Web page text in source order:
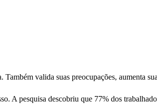
valida suas preocupações, aumenta
A pesquisa descobriu que 77% dos